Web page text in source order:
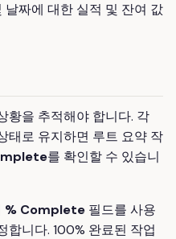
짜에 대한 실적 및 잔여 값
황을 추적해야 합니다. 각
태로 유지하면 루트 요약 작
를 확인할 수 있습니
% Complete 필드를 사용
합니다. 100% 완료된 작업